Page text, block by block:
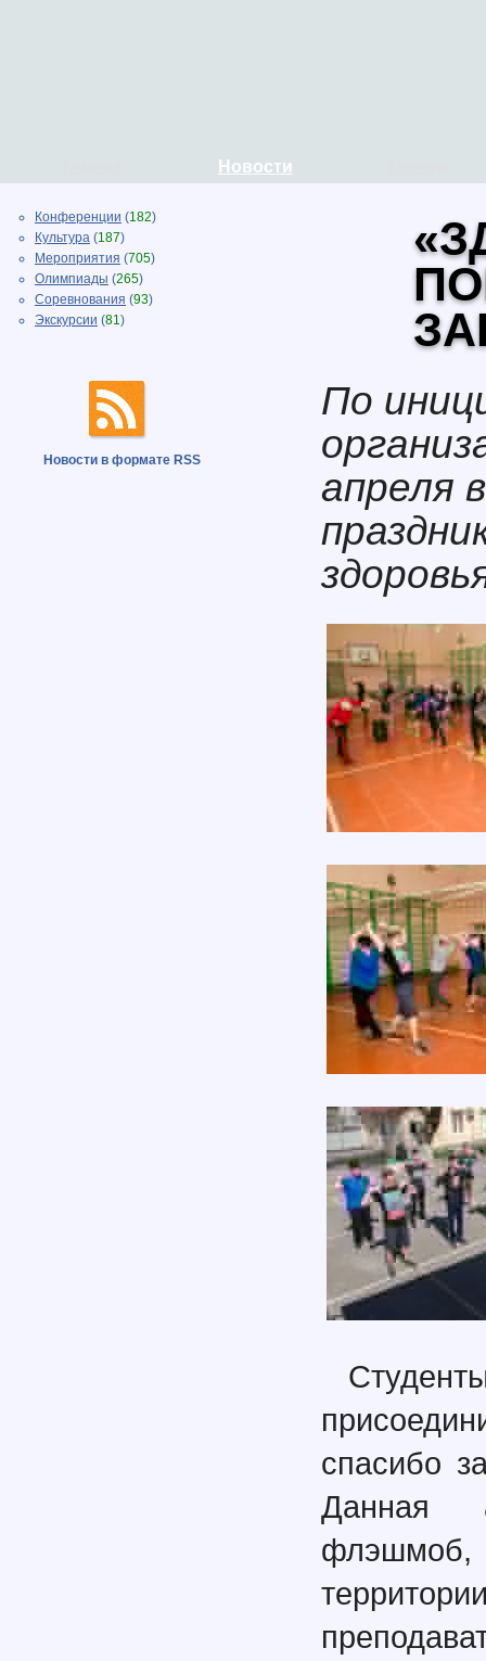
Новости
Конференции (182)
Культура (187)
Мероприятия (705)
Олимпиады (265)
Соревнования (93)
Экскурсии (81)
Новости в формате RSS
По
апреля
спасибо
Данная
флэшмоб,